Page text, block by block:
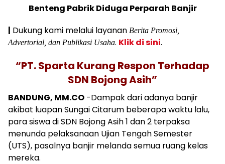
Benteng Pabrik Diduga Perparah Banjir
| Dukung kami melalui layanan Berita Promosi,
Advertorial, dan Publikasi Usaha. Klik di sini.
“PT. Sparta Kurang Respon Terhadap
SDN Bojong Asih”
BANDUNG, MM.CO -Dampak dari adanya banjir
akibat luapan Sungai Citarum beberapa waktu lalu,
para siswa di SDN Bojong Asih 1 dan 2 terpaksa
menunda pelaksanaan Ujian Tengah Semester
(UTS), pasalnya banjir melanda semua ruang kelas
mereka.